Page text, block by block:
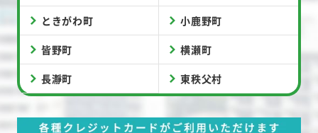
ときがわ町 小鹿野町
皆野町 横瀬町
長瀞町 東秩父村